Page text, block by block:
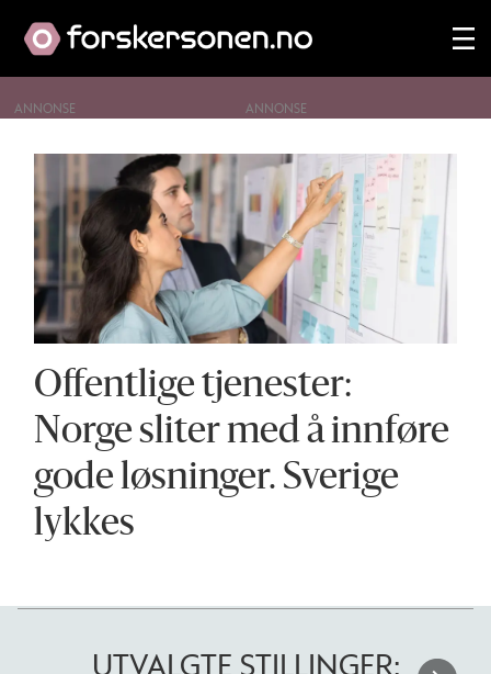
Tag:
offentlige
tjenester
ANNONSE
Offentlige tjenester:
Norge sliter med å innføre
gode løsninger. Sverige
lykkes
UTVALGTE STILLINGER: